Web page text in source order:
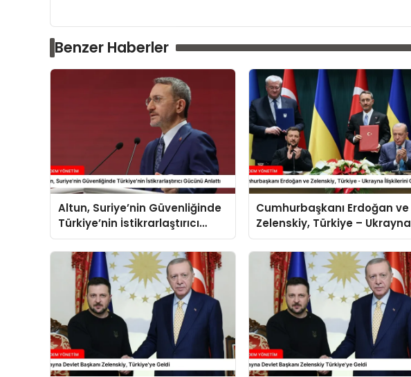
Benzer Haberler
Altun, Suriye’nin Güvenliğinde
Türkiye’nin İstikrarlaştırıcı
Gücünü Anlattı
Cumhurbaşkanı Erdoğan ve
Zelenskiy, Türkiye – Ukrayna
İlişkilerini Güçlendirdi